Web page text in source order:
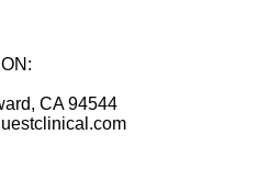
CA 94544